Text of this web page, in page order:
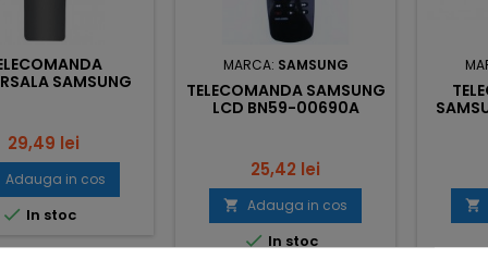
SAMSUNG
Pret
29,49 lei
Adauga in cos
 In stoc
MARCA: SAMSUNG
TELECOMANDA SAMSUNG
LCD BN59-00690A
Pret
25,42 lei
 Adauga in cos
 In stoc
